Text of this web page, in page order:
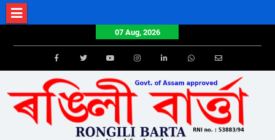
Skip
to
07 Aug, 2026
FacebookTwitterYoutube Email